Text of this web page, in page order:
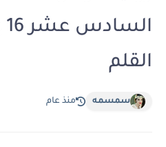
القلم
سمسمه منذ عام